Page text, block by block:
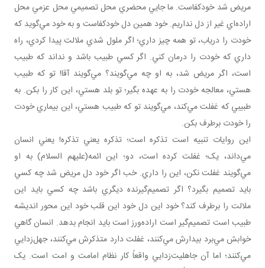
مريض شد خودکفاست. ما جايي محضري محل تصميمي محل عزمي محل
اراده‌اي غير از دل نداريم. خود همين دل خودکفاست و به خود مي‌گويد که
خودت را درياب، تو همه چيز داري؛ اگر ملول شدي ملالت پيدا کردي، راه
داري که خودت را درمان کني. اگر کسي طبيب باشد و نداند که طبيب
است، اگر مريض شد، به او چه مي‌گويند؟ مي‌گويند آقا! تو که طبيب
هستي، معالجه خودت را به عهده بگير؛ تو بلد هستي، اين کار را بکن. به
طبيبي که غفلت مي‌کند، مي‌گويند تو که طبيب هستي، اين بيماري خودت
را خودت برطرف بکن.
اين روايات تنبيه است تذکره است؛ تذکره يعني تذکره! يعني انسان
مي‌داند، يک؛ غفلت کرده است، دو؛ اين ائمه(عليهم السلام) به او
مي‌گويند غفلت نکن، اين را داري. خب اگر خود دل مريض شد چه کسي
بايد تصميم بگيرد؟ اگر تصميم‌گيرنده ديگري باشد چه کسي بايد اين
ملالت را برطرف کند؟ خود اين دل خود اين قلب خود اين محور انديشه
طبيب است تصميم‌گير است اراده‌ورز است بايد انجام بدهد. انسان گاهي
خوابش مي‌برد بيدارش مي‌کنند، غفلت دارد متذکرش مي‌کنند، جهل‌زدايي
مي‌کنند؛ اما آن جاهليت‌زدايي واقعاً کار نظام امامت و امت است. يک